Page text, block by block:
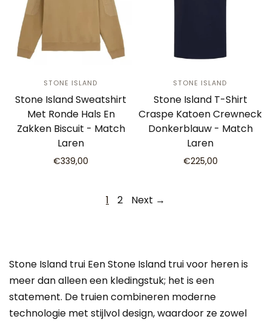
STONE ISLAND
Stone Island Sweatshirt
Met Ronde Hals En
Zakken Biscuit - Match
Laren
€339,00
STONE ISLAND
Stone Island T-Shirt
Craspe Katoen Crewneck
Donkerblauw - Match
Laren
€225,00
1 2 Next →
Stone Island trui Een Stone Island trui voor heren is
meer dan alleen een kledingstuk; het is een
statement. De truien combineren moderne
technologie met stijlvol design, waardoor ze zowel